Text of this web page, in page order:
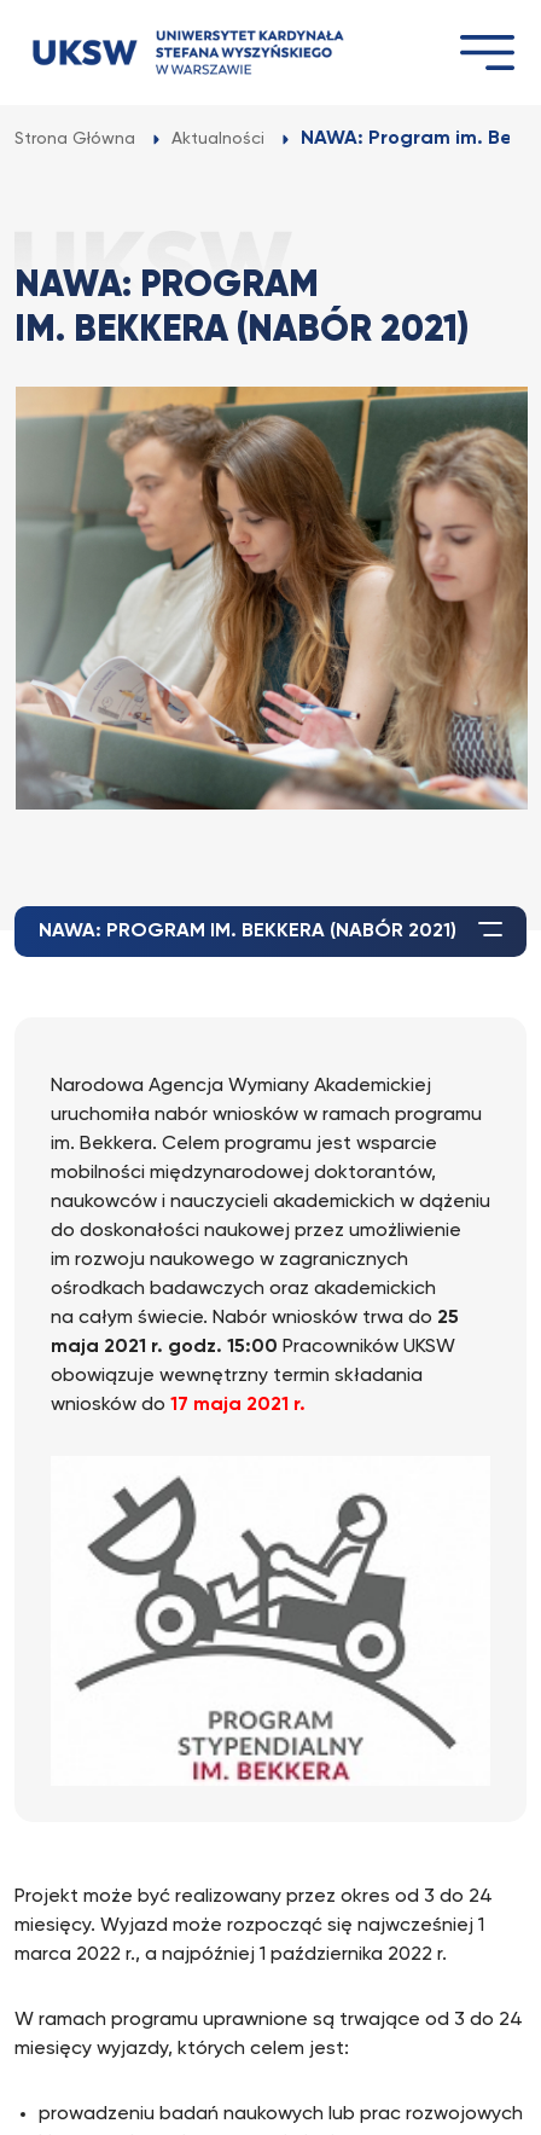
Strona Główna Aktualności NAWA: Program im.
NAWA: PROGRAM
IM. BEKKERA (NABÓR 2021)
NAWA: PROGRAM IM. BEKKERA (NABÓR 2021)
Narodowa Agencja Wymiany Akademickiej
uruchomiła nabór wniosków w ramach programu
im. Bekkera. Celem programu jest wsparcie
mobilności międzynarodowej doktorantów,
naukowców i nauczycieli akademickich w dążeniu
do doskonałości naukowej przez umożliwienie
im rozwoju naukowego w zagranicznych
ośrodkach badawczych oraz akademickich
na całym świecie. Nabór wniosków trwa do 25
maja 2021 r. godz. 15:00 Pracowników UKSW
obowiązuje wewnętrzny termin składania
wniosków do 17 maja 2021 r.
Projekt może być realizowany przez okres od 3 do 24
miesięcy. Wyjazd może rozpocząć się najwcześniej 1
marca 2022 r., a najpóźniej 1 października 2022 r.
W ramach programu uprawnione są trwające od 3 do 24
miesięcy wyjazdy, których celem jest:
prowadzeniu badań naukowych lub prac rozwojowych